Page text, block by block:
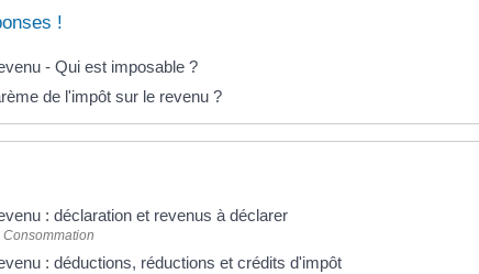
!
- Qui est imposable ?
de l'impôt sur le revenu ?
: déclaration et revenus à déclarer
Consommation
: déductions, réductions et crédits d'impôt